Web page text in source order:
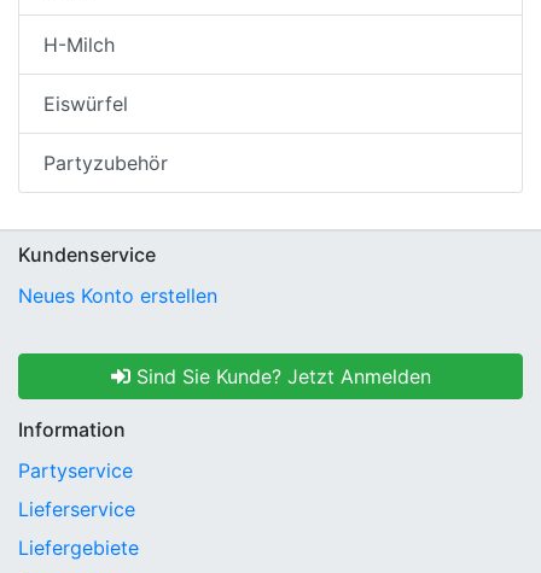
H-Milch
Eiswürfel
Partyzubehör
Kundenservice
Neues Konto erstellen
Sind Sie Kunde? Jetzt Anmelden
Information
Partyservice
Lieferservice
Liefergebiete